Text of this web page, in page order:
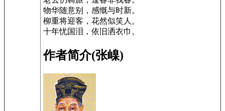
物华随意别，感慨与时新。
柳重将迎客，花然似笑人。
十年忧国泪，依旧洒衣巾。
作者简介(张嵲)